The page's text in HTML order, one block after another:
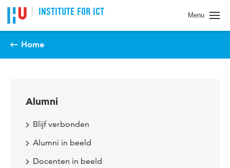
Spring naar pagina inhoud
INSTITUTE FOR ICT Menu
Home
Alumni
Blijf verbonden
Alumni in beeld
Docenten in beeld